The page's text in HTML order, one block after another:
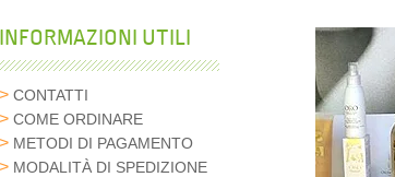
INFORMAZIONI UTILI
CONTATTI
COME ORDINARE
METODI DI PAGAMENTO
MODALITÀ DI SPEDIZIONE